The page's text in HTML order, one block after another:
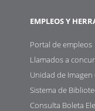
EMPLEOS Y
Portal de empleos
Llamados a
Unidad de
Sistema de
Consulta Boleta